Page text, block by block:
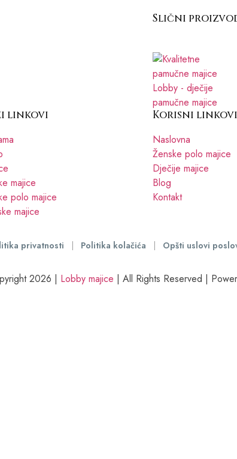
Slični
linkovi
majice
polo majice
majice
Korisni linkovi
Naslovna
Ženske polo majice
Dječije majice
Blog
Kontakt
privatnosti Politika kolačića Opšti uslovi
2026 | Lobby majice | All Rights Reserved |